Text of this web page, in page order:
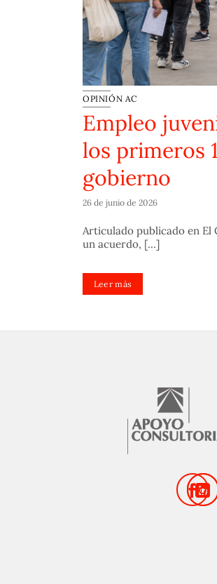
OPINIÓN AC
Empleo
los primeros
gobierno
26 de junio de 2026
Articulado publicado en El
un acuerdo, [...]
Leer más